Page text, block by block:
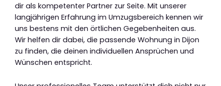
dir als kompetenter Partner zur Seite. Mit unserer
langjährigen Erfahrung im Umzugsbereich kennen wir
uns bestens mit den örtlichen Gegebenheiten aus.
Wir helfen dir dabei, die passende Wohnung in Dijon
zu finden, die deinen individuellen Ansprüchen und
Wünschen entspricht.